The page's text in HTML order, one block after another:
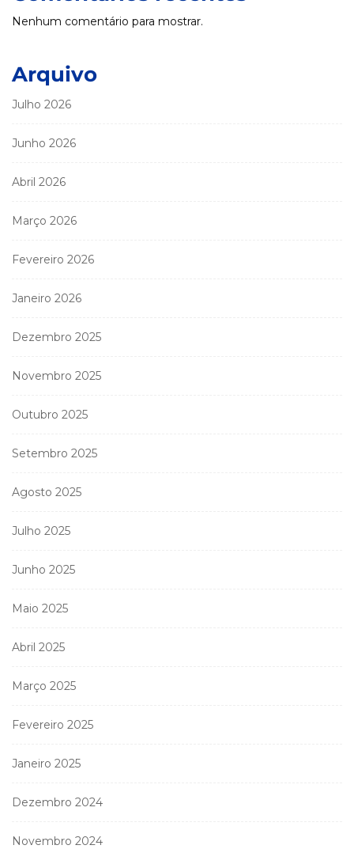
Nenhum comentário para mostrar.
Arquivo
Julho 2026
Junho 2026
Abril 2026
Março 2026
Fevereiro 2026
Janeiro 2026
Dezembro 2025
Novembro 2025
Outubro 2025
Setembro 2025
Agosto 2025
Julho 2025
Junho 2025
Maio 2025
Abril 2025
Março 2025
Fevereiro 2025
Janeiro 2025
Dezembro 2024
Novembro 2024